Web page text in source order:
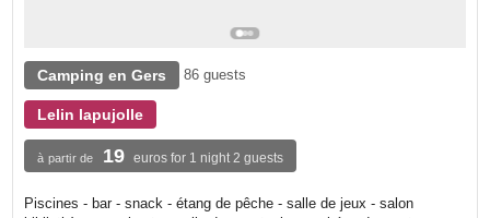
Camping en Gers 86 guests
Lelin lapujolle
à partir de 19 euros for 1 night 2 guests
Piscines - bar - snack - étang de pêche - salle de jeux - salon